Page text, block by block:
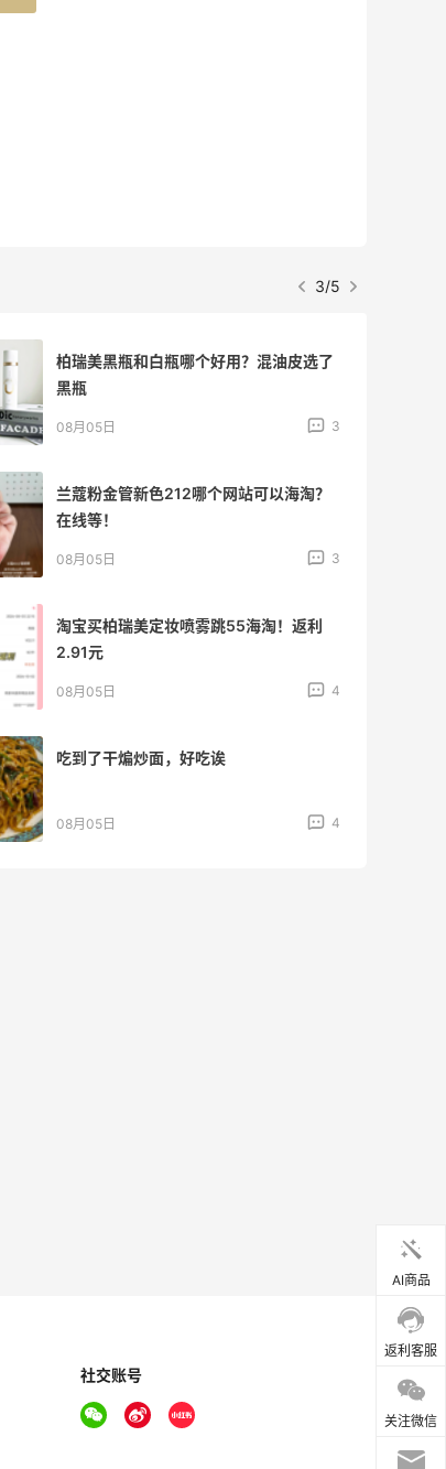
4/5
牛杂牛腩锅我很喜欢
08月05日 4
法国小众新品牌又买了一点试试效果
08月04日 4
【黑五直邮海淘攻略】FWRD黑五2026
海淘折扣预测！
08月04日 1
【黑五海淘攻略】REVOLVE黑五2026海
08月04日 1
AI商品
返利客服
关注微信
社交账号